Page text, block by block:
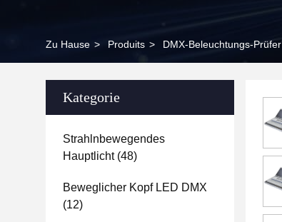
Zu Hause > Produits > DMX-Beleuchtungs-Prüfer
Kategorie
Strahlnbewegendes
Hauptlicht(48)
Beweglicher Kopf LED DMX
(12)